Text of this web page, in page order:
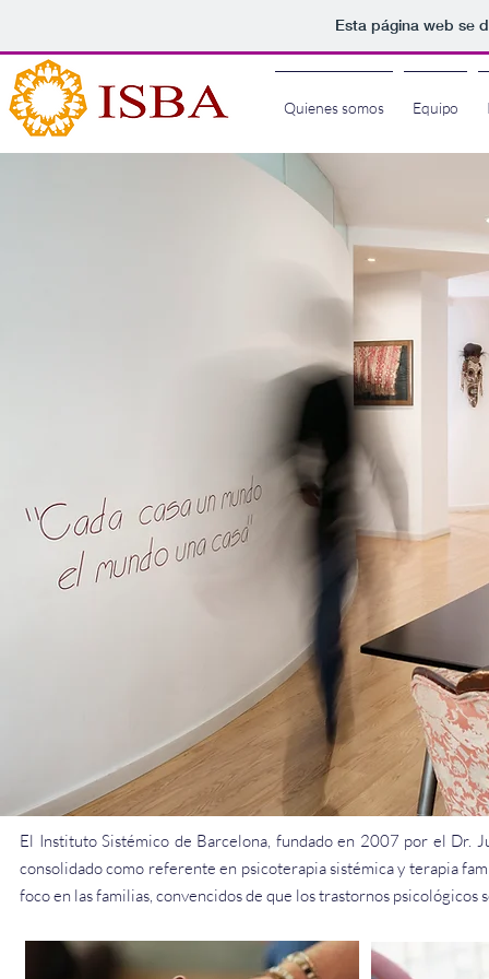
Esta página web se
Quienes somos Equipo
El Instituto Sistémico de Barcelona, fundado en 2007 por el Dr.
consolidado como referente en psicoterapia sistémica y terapia
foco en las familias, convencidos de que los trastornos